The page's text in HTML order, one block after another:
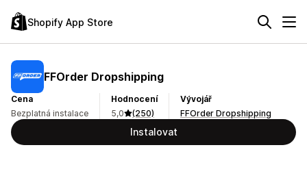
Shopify App Store
FFOrder Dropshipping
Cena
Bezplatná instalace
Hodnocení
5,0
(250)
Vývojář
FFOrder Dropshipping
Instalovat